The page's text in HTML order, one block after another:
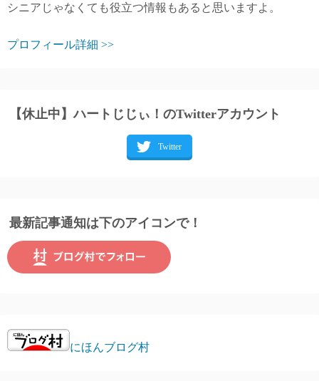
シニアじゃなくても役立つ情報もあると思いますよ。
プロフィール詳細 >>
【休止中】ハートじじぃ！のTwitterアカウント
最新記事通知は下のアイコンで！
にほんブログ村